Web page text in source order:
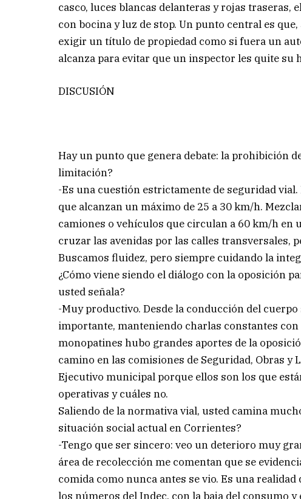
casco, luces blancas delanteras y rojas
con bocina y luz de stop. Un punto central es
exigir un título de propiedad como si fuera un
alcanza para evitar que un inspector les quite su
DISCUSIÓN
Hay un punto que genera debate: la prohibición
limitación?
-Es una cuestión estrictamente de seguridad
que alcanzan un máximo de 25 a 30 km/h.
camiones o vehículos que circulan a 60 km/h en
cruzar las avenidas por las calles transversales,
Buscamos fluidez, pero siempre cuidando la
¿Cómo viene siendo el diálogo con la oposición
usted señala?
-Muy productivo. Desde la conducción del
importante, manteniendo charlas constantes
monopatines hubo grandes aportes de la
camino en las comisiones de Seguridad, Obras
Ejecutivo municipal porque ellos son los que
operativas y cuáles no.
Saliendo de la normativa vial, usted camina
situación social actual en Corrientes?
-Tengo que ser sincero: veo un deterioro muy
área de recolección me comentan que se
comida como nunca antes se vio. Es una
los números del Indec, con la baja del consumo y